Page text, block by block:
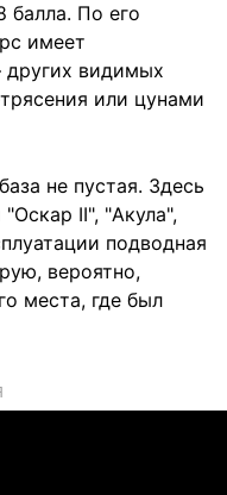
балла. По его
имеет
видимых
или цунами
не пустая. Здесь
II", "Акула",
подводная
вероятно,
места, где был